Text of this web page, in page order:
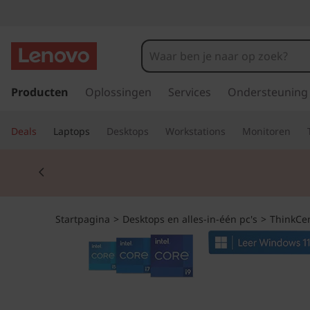
h
n
k
a
a
Producten Oplossingen Services Ondersteuning
Deals Laptops Desktops Workstations Monitoren
Currently displaying item 2 of 2
Startpagina > Desktops en alles-in-één pc's >